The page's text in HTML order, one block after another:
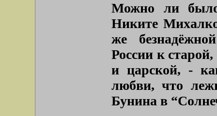
Можно ли было
Никите
же
России к
и царской, -
любви, что
Бунина в